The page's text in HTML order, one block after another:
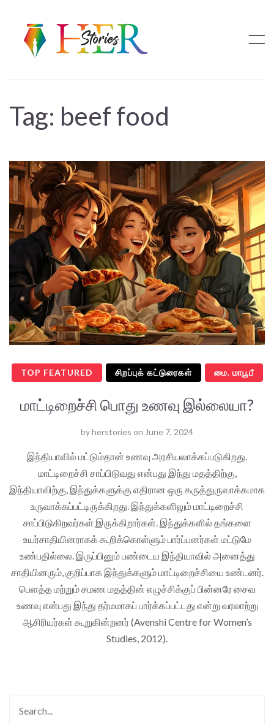
Tag: beef food
TOP FEATURED சிறப்புக் கட்டுரைகள் மை. மாபூபீ
மாட்டிறைச்சி பொது உணவு இல்லையா?
byherstories on June 7, 2024
இந்தியாவில் மட்டும்தான் உணவு அரசியலாக்கப்படுகிறது.
மாட்டிறைச்சி சாப்பிடுவது என்பது இந்து மதத்திற்கு,
இந்தியாவிற்கு, இந்துக்களுக்கு எதிரான ஒரு கருத்துருவாக்கமாக
உருவாக்கப்பட்டிருக்கிறது. இந்துக்களிலும் மாட்டிறைச்சி
சாப்பிடுகிறவர்கள் இருக்கிறார்கள். இந்துக்களில் தங்களை
உயர்சாதியினராகக் கூறிக்கொள்ளும் பார்ப்பனர்கள் மட்டுமே
உண்பதில்லை. இருப்பினும் பண்டைய இந்தியாவில் அனைத்து
சாதியினரும், குறிப்பாக இந்துக்களும் மாட்டிறைச்சியை உண்டனர்.
பெளத்த மற்றும் சமண மதத்தின் எழுச்சிக்குப் பின்னரே சைவ
உணவு என்பது இந்து தர்மமாகப் பார்க்கப்பட்டது என்று வரலாற்று
ஆசிரியர்கள் கூறுகின்றனர் (Avenshi Centre for Women’s
Studies, 2012).